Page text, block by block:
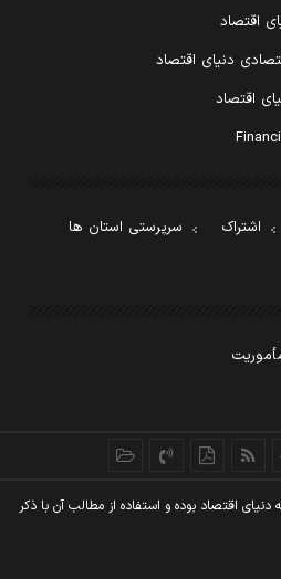
اقتصاد
دنیای اقتصاد
اقتصاد
اشتراک
سرپرستی استان ها
اقتصاد بوده و استفاده از مطالب آن با ذکر